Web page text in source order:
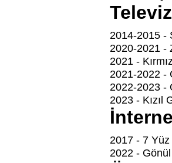
2014-2015 -
2020-2021 -
2021 -
2021-2022 -
2022-2023 -
2023 - Kızıl
2017 - 7 Yüz
2022 -